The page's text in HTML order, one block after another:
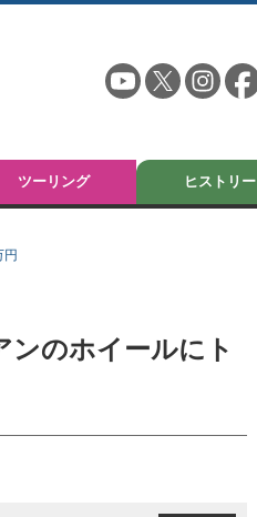
ツーリング ヒストリー
ンのホイールにト